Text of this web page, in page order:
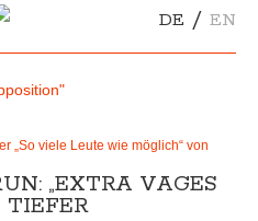
DE / EN
„So viele Leute wie möglich“ von
„EXTRA VAGES